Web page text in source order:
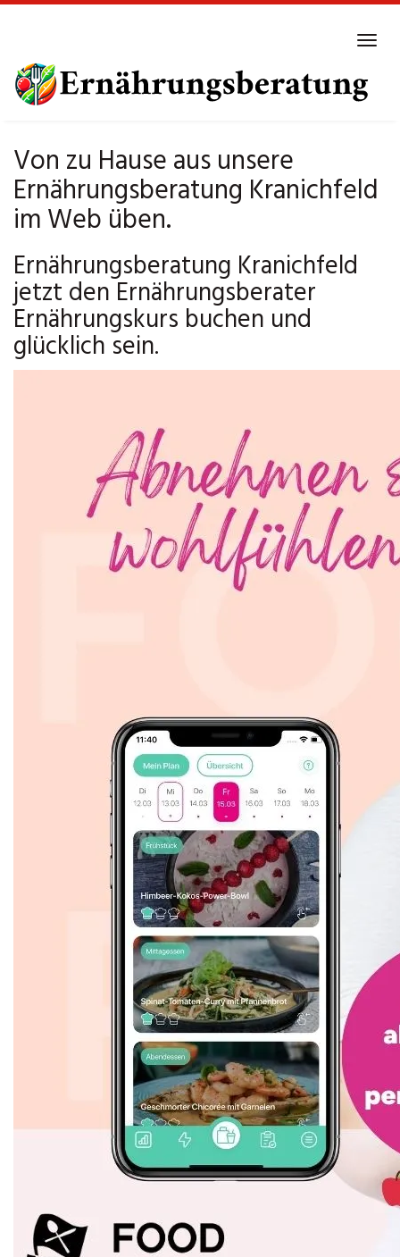
main
content
Von zu Hause aus unsere
Ernährungsberatung Kranichfeld
im Web üben.
Ernährungsberatung Kranichfeld
jetzt den Ernährungsberater
Ernährungskurs buchen und
glücklich sein.